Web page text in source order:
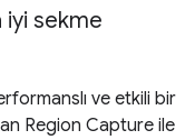
iyi sekme
ve etkili bir
Region Capture ile